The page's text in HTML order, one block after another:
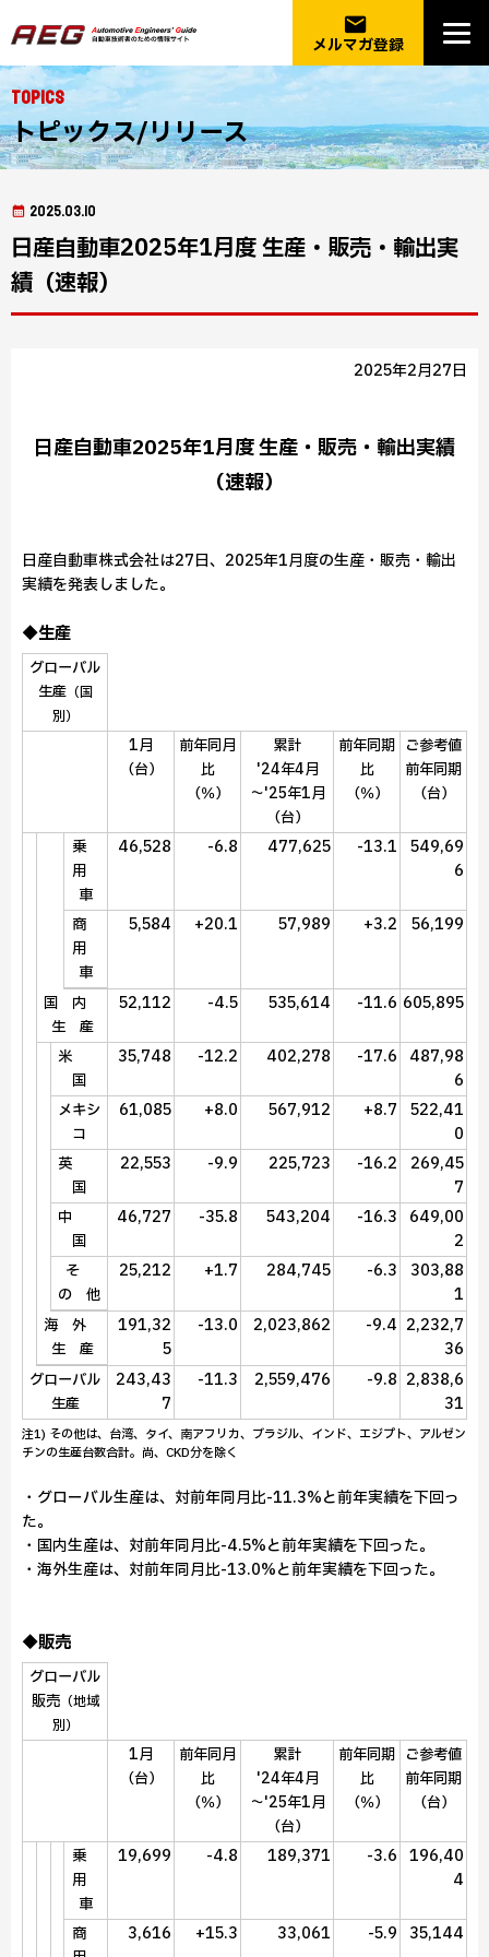
email
メルマガ登録
Topics
トピックス/リリース
2025.03.10
日産自動車2025年1月度 生産・販売・輸出実
績（速報）
2025年2月27日
日産自動車2025年1月度 生産・販売・輸出実績
（速報）
日産自動車株式会社は27日、2025年1月度の生産・販売・輸出
実績を発表しました。
◆生産
グローバル
生産（国
別）
1月
（台）
前年同月
比
（％）
累計
'24年4月
～'25年1月
（台）
前年同期
比
（％）
ご参考値
前年同期
（台）
乗
用
車
46,528 -6.8 477,625 -13.1
549,69
6
商
用
車
5,584 +20.1 57,989 +3.2 56,199
国 内
生 産
52,112 -4.5 535,614 -11.6 605,895
米
国
35,748 -12.2 402,278 -17.6
487,98
6
メキシ
コ
61,085 +8.0 567,912 +8.7
522,41
0
英
国
22,553 -9.9 225,723 -16.2
269,45
7
中
国
46,727 -35.8 543,204 -16.3
649,00
2
そ
の 他
25,212 +1.7 284,745 -6.3
303,88
1
海 外
生 産
191,32
5
-13.0 2,023,862 -9.4 2,232,7
36
グローバル
生産
243,43
7
-11.3 2,559,476 -9.8 2,838,6
31
注1) その他は、台湾、タイ、南アフリカ、ブラジル、インド、エジプト、アルゼン
チンの生産台数合計。尚、CKD分を除く
・グローバル生産は、対前年同月比-11.3%と前年実績を下回っ
た。
・国内生産は、対前年同月比-4.5%と前年実績を下回った。
・海外生産は、対前年同月比-13.0%と前年実績を下回った。
◆販売
グローバル
販売（地域
別）
1月
（台）
前年同月
比
（％）
累計
'24年4月
～'25年1月
（台）
前年同期
比
（％）
ご参考値
前年同期
（台）
乗
用
車
19,699 -4.8 189,371 -3.6 196,40
4
商
3,616 +15.3 33,061 -5.9 35,144